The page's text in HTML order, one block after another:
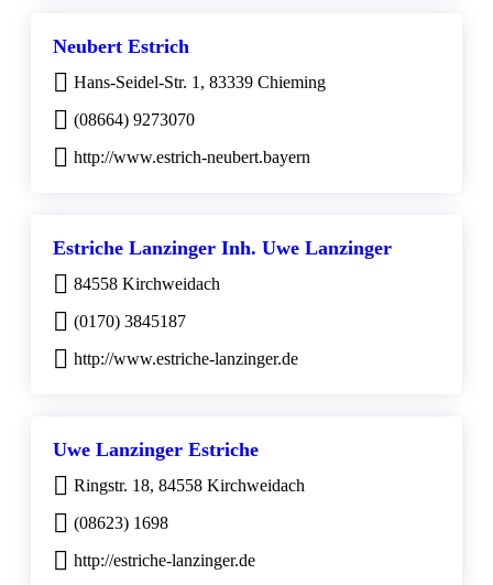
Neubert Estrich
Hans-Seidel-Str. 1, 83339 Chieming
(08664) 9273070
http://www.estrich-neubert.bayern
Estriche Lanzinger Inh. Uwe Lanzinger
84558 Kirchweidach
(0170) 3845187
http://www.estriche-lanzinger.de
Uwe Lanzinger Estriche
Ringstr. 18, 84558 Kirchweidach
(08623) 1698
http://estriche-lanzinger.de